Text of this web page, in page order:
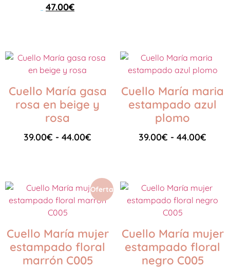
47.00€
Cuello María gasa
rosa en beige y
rosa
39.00€ - 44.00€
Cuello María maria
estampado azul
plomo
39.00€ - 44.00€
Oferta
Cuello María mujer
estampado floral
marrón C005
Cuello María mujer
estampado floral
negro C005